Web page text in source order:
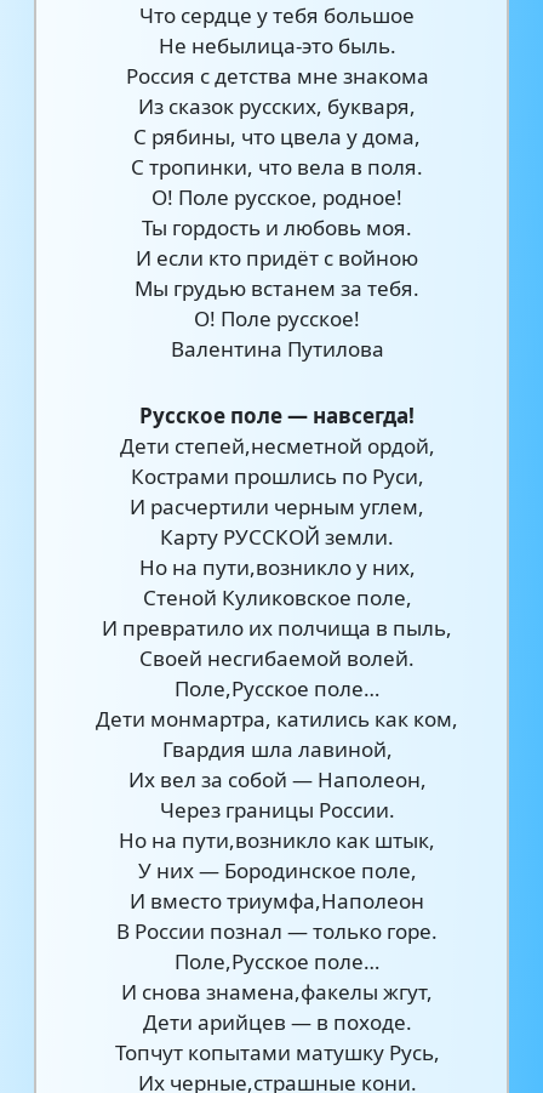
Что сердце у тебя большое
Не небылица-это быль.
Россия с детства мне знакома
Из сказок русских, букваря,
С рябины, что цвела у дома,
С тропинки, что вела в поля.
О! Поле русское, родное!
Ты гордость и любовь моя.
И если кто придёт с войною
Мы грудью встанем за тебя.
О! Поле русское!
Валентина Путилова
Русское поле — навсегда!
Дети степей,несметной ордой,
Кострами прошлись по Руси,
И расчертили черным углем,
Карту РУССКОЙ земли.
Но на пути,возникло у них,
Стеной Куликовское поле,
И превратило их полчища в пыль,
Своей несгибаемой волей.
Поле,Русское поле…
Дети монмартра, катились как ком,
Гвардия шла лавиной,
Их вел за собой — Наполеон,
Через границы России.
Но на пути,возникло как штык,
У них — Бородинское поле,
И вместо триумфа,Наполеон
В России познал — только горе.
Поле,Русское поле…
И снова знамена,факелы жгут,
Дети арийцев — в походе.
Топчут копытами матушку Русь,
Их черные,страшные кони.